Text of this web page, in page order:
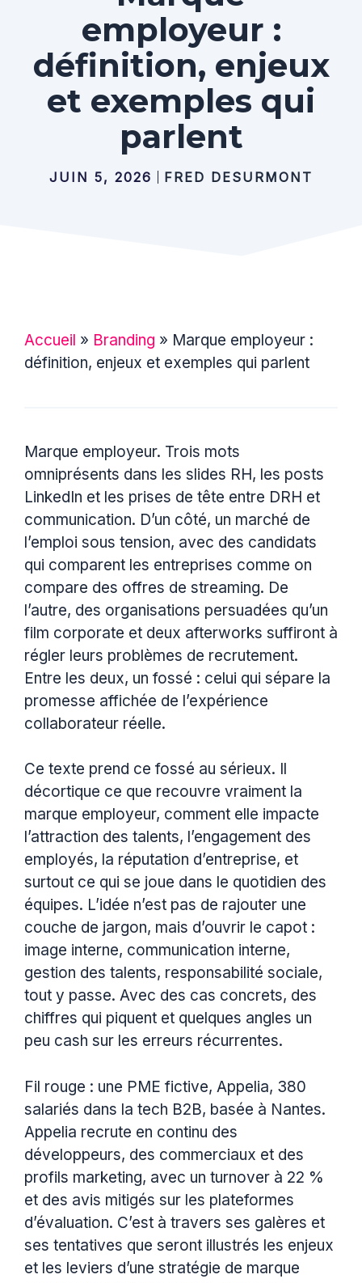
employeur :
définition, enjeux
et exemples qui
parlent
JUIN 5, 2026 FRED DESURMONT
Accueil » Branding » Marque employeur :
définition, enjeux et exemples qui parlent
Marque employeur. Trois mots
omniprésents dans les slides RH, les posts
LinkedIn et les prises de tête entre DRH et
communication. D’un côté, un marché de
l’emploi sous tension, avec des candidats
qui comparent les entreprises comme on
compare des offres de streaming. De
l’autre, des organisations persuadées qu’un
film corporate et deux afterworks suffiront à
régler leurs problèmes de recrutement.
Entre les deux, un fossé : celui qui sépare la
promesse affichée de l’expérience
collaborateur réelle.
Ce texte prend ce fossé au sérieux. Il
décortique ce que recouvre vraiment la
marque employeur, comment elle impacte
l’attraction des talents, l’engagement des
employés, la réputation d’entreprise, et
surtout ce qui se joue dans le quotidien des
équipes. L’idée n’est pas de rajouter une
couche de jargon, mais d’ouvrir le capot :
image interne, communication interne,
gestion des talents, responsabilité sociale,
tout y passe. Avec des cas concrets, des
chiffres qui piquent et quelques angles un
peu cash sur les erreurs récurrentes.
Fil rouge : une PME fictive, Appelia, 380
salariés dans la tech B2B, basée à Nantes.
Appelia recrute en continu des
développeurs, des commerciaux et des
profils marketing, avec un turnover à 22 %
et des avis mitigés sur les plateformes
d’évaluation. C’est à travers ses galères et
ses tentatives que seront illustrés les enjeux
et les leviers d’une stratégie de marque